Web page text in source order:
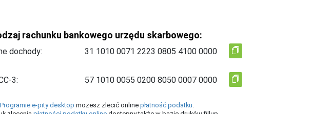
rachunku bankowego urzędu skarbowego:
dochody:
3:
Programie e-pity desktop możesz zlecić online płatność podatku